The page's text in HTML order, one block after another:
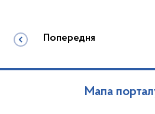
Попередня
Мапа